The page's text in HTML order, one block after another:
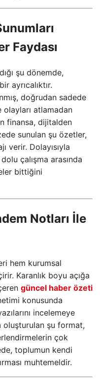
Faydası
şu dönemde,
ayrıcalıktır.
doğrudan sadede
olayları atlamadan
finansa, dijitalden
sunulan şu özetler,
verir. Dolayısıyla
çalışma arasında
bittiğini
Notları İle
hem kurumsal
Karanlık boyu açığa
güncel haber özeti
konusunda
incelemeye
oluşturulan şu format,
çok
toplumun kendi
muhtemeldir.